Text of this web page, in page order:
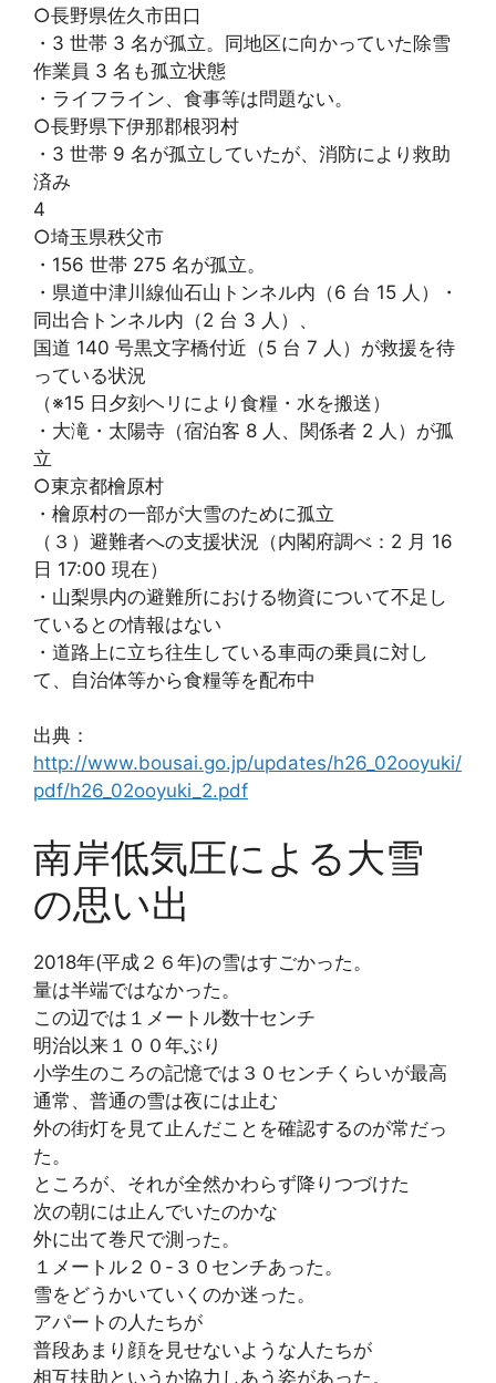
○長野県佐久市田口
・3 世帯 3 名が孤立。同地区に向かっていた除雪
作業員 3 名も孤立状態
・ライフライン、食事等は問題ない。
○長野県下伊那郡根羽村
・3 世帯 9 名が孤立していたが、消防により救助
済み
4
○埼玉県秩父市
・156 世帯 275 名が孤立。
・県道中津川線仙石山トンネル内（6 台 15 人）・
同出合トンネル内（2 台 3 人）、
国道 140 号黒文字橋付近（5 台 7 人）が救援を待
っている状況
（※15 日夕刻ヘリにより食糧・水を搬送）
・大滝・太陽寺（宿泊客 8 人、関係者 2 人）が孤
立
○東京都檜原村
・檜原村の一部が大雪のために孤立
（３）避難者への支援状況（内閣府調べ：2 月 16
日 17:00 現在）
・山梨県内の避難所における物資について不足し
ているとの情報はない
・道路上に立ち往生している車両の乗員に対し
て、自治体等から食糧等を配布中
出典：
http://www.bousai.go.jp/updates/h26_02ooyuki/
pdf/h26_02ooyuki_2.pdf
南岸低気圧による大雪
の思い出
2018年(平成２６年)の雪はすごかった。
量は半端ではなかった。
この辺では１メートル数十センチ
明治以来１００年ぶり
小学生のころの記憶では３０センチくらいが最高
通常、普通の雪は夜には止む
外の街灯を見て止んだことを確認するのが常だっ
た。
ところが、それが全然かわらず降りつづけた
次の朝には止んでいたのかな
外に出て巻尺で測った。
１メートル２０-３０センチあった。
雪をどうかいていくのか迷った。
アパートの人たちが
普段あまり顔を見せないような人たちが
相互扶助というか協力しあう姿があった。